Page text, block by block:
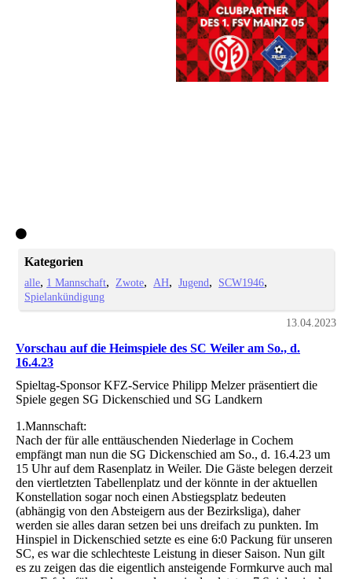
Kategorien
alle 1 Mannschaft Zwote AH Jugend
SCW1946
Spielankündigung
13.04.2023
Vorschau auf die Heimspiele des SC Weiler am So., d.
16.4.23
Spieltag-Sponsor KFZ-Service Philipp Melzer präsentiert die
Spiele gegen SG Dickenschied und SG Landkern
1.Mannschaft:
Nach der für alle enttäuschenden Niederlage in Cochem
empfängt man nun die SG Dickenschied am So., d. 16.4.23 um
15 Uhr auf dem Rasenplatz in Weiler. Die Gäste belegen derzeit
den viertletzten Tabellenplatz und der könnte in der aktuellen
Konstellation sogar noch einen Abstiegsplatz bedeuten
(abhängig von den Absteigern aus der Bezirksliga), daher
werden sie alles daran setzen bei uns dreifach zu punkten. Im
Hinspiel in Dickenschied setzte es eine 6:0 Packung für unseren
SC, es war die schlechteste Leistung in dieser Saison. Nun gilt
es zu zeigen das die eigentlich ansteigende Formkurve auch mal